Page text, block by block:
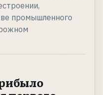
промышленного